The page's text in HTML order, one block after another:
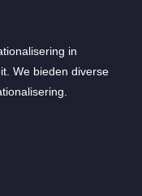
in
We bieden diverse